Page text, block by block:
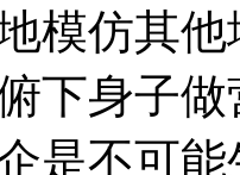
模仿其
下身子
是不可